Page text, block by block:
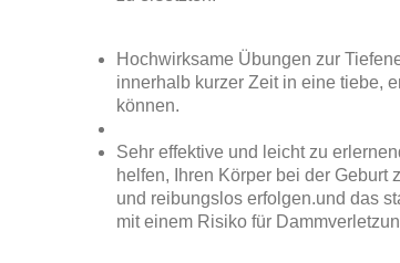
Hochwirksame Übungen zur
innerhalb kurzer Zeit in eine tiebe,
können.
Sehr effektive und leicht zu
helfen, Ihren Körper bei der Geburt
und reibungslos erfolgen.und das
mit einem Risiko für